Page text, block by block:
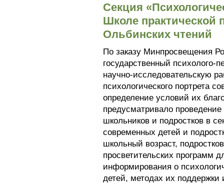
Секция
Школе практической
Ольбинских чтений
По заказу Минпросвещения
государственный психолого-
научно-исследовательскую
психологического портрета
определение условий их
предусматривало
школьников и подростков в
современных детей и
школьный возраст,
просветительских программ
информирования о
детей, методах их поддержки